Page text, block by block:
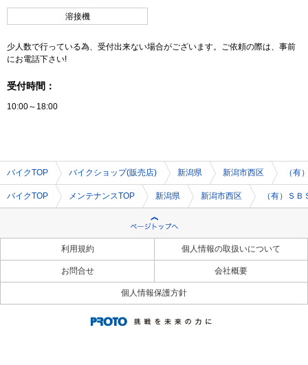
溶接機
少人数で行っている為、受付出来ない場合がございます。ご依頼の際は、事前
にお電話下さい!
受付時間：
10:00～18:00
バイクTOP バイクショップ(販売店) 新潟県 新潟市西区 （有
バイクTOP メンテナンスTOP 新潟県 新潟市西区 （有）ＳＢ
利用規約 個人情報の取扱いについて
お問合せ 会社概要
個人情報保護方針